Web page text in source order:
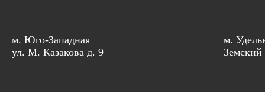
м. Юго-Западная
ул. М. Казакова д. 9
м.
Земский